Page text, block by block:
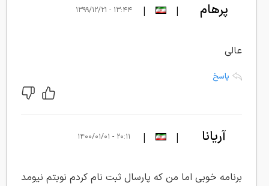
پرهام |
| ۱۳:۴۴ - ۱۳۹۹/۱۲/۲۱
عالی
پاسخ
آریانا |
| ۲۰:۱۱ - ۱۴۰۰/۰۱/۰۱
برنامه خوبی اما من که پارسال ثبت نام کردم نوبتم نیومد